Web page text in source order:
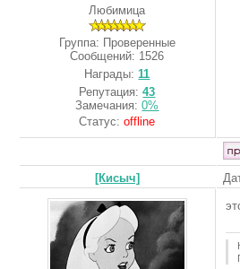
Любимица
Группа: Проверенные
Сообщений: 1526
Награды: 11
Репутация:43
Замечания:0%
Статус:offline
[Кисыч]